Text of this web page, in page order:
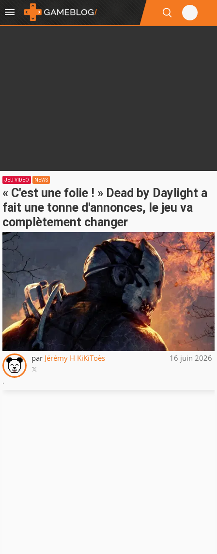
JEU VIDÉO NEWS
« C'est une folie ! » Dead by Daylight a
fait une tonne d'annonces, le jeu va
complètement changer
par Jérémy H KiKiToès 16 juin 2026
.